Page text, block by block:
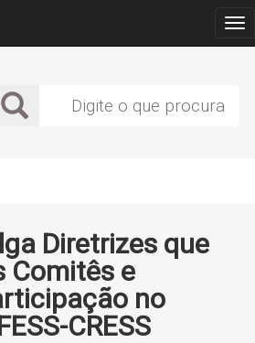
Diretrizes que
Comitês e
no
CRESS